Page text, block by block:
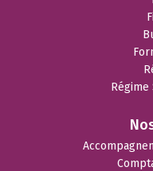
Régime